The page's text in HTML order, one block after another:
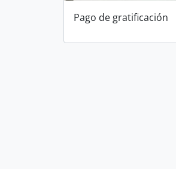
Pago de gratificación